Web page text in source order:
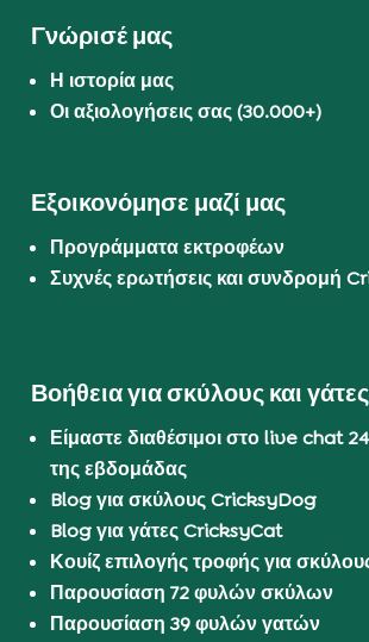
Γνώρισέ μας
Η ιστορία μας
Οι αξιολογήσεις σας (30.000+)
Εξοικονόμησε μαζί μας
Προγράμματα εκτροφέων
Συχνές ερωτήσεις και συνδρομή
Βοήθεια για σκύλους και γάτες
Είμαστε διαθέσιμοι στο live chat
της εβδομάδας
Blog για σκύλους CricksyDog
Blog για γάτες CricksyCat
Κουίζ επιλογής τροφής για
Παρουσίαση 72 φυλών σκύλων
Παρουσίαση 39 φυλών γατών